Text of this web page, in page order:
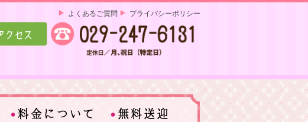
プライバシーポリシー
よくあるご質問